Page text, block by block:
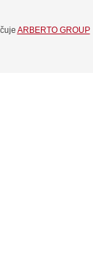
ARBERTO GROUP